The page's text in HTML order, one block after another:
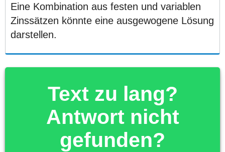
Eine Kombination aus festen und variablen
Zinssätzen könnte eine ausgewogene Lösung
darstellen.
Text zu lang?
Antwort nicht
gefunden?